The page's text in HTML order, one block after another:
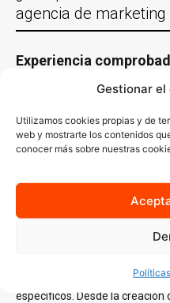
Gestionar
Utilizamos cookies propias y de
web y mostrarte los contenidos
conocer más sobre nuestras
agencia de
Experiencia
Con más de 30 años de
especialistas en distintas
lo que funciona y sabemos
Nuestro conocimiento del
también resuenen con ella.
Estrategias
En AJA Publicidad, no
de tus necesidades,
específicos. Desde la